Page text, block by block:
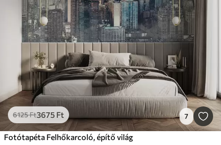
6125Ft3675 Ft 7
Fotótapéta Felhőkarcoló, építő világ